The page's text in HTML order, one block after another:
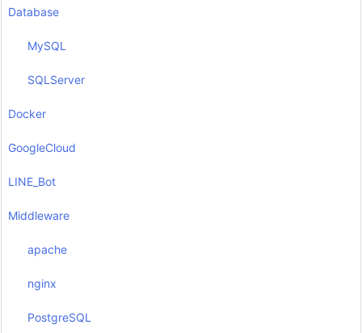
Database
MySQL
SQLServer
Docker
GoogleCloud
LINE_Bot
Middleware
apache
nginx
PostgreSQL